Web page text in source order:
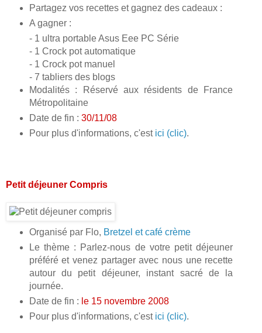
Partagez vos recettes et gagnez des cadeaux :
A gagner :
- 1 ultra portable Asus Eee PC Série
- 1 Crock pot automatique
- 1 Crock pot manuel
- 7 tabliers des blogs
Modalités : Réservé aux résidents de France
Métropolitaine
Date de fin : 30/11/08
Pour plus d'informations, c'est ici (clic).
Petit déjeuner Compris
Organisé par Flo, Bretzel et café crème
Le thème : Parlez-nous de votre petit déjeuner
préféré et venez partager avec nous une recette
autour du petit déjeuner, instant sacré de la
journée.
Date de fin : le 15 novembre 2008
Pour plus d'informations, c'est ici (clic).